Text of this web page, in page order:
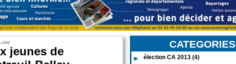
jeunes de
CATEGORIES
élection CA 2013 (4)